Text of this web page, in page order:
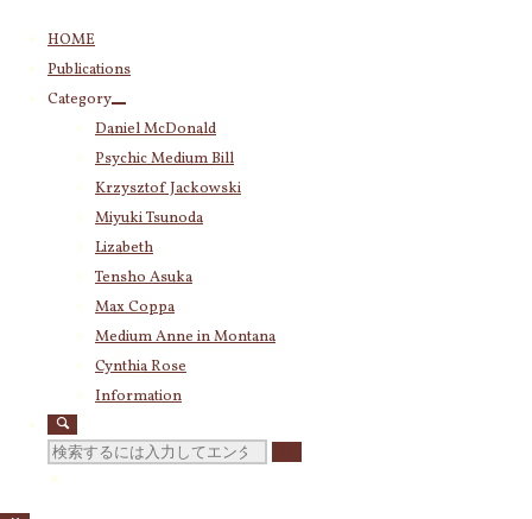
HOME
Publications
Category
Daniel McDonald
Psychic Medium Bill
Krzysztof Jackowski
Miyuki Tsunoda
Lizabeth
Tensho Asuka
Max Coppa
Medium Anne in Montana
Cynthia Rose
Information
検
索